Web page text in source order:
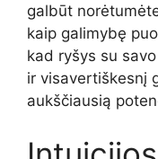
galbūt
kaip galimybę
kad ryšys su
ir visavertiškesnį
aukščiausią